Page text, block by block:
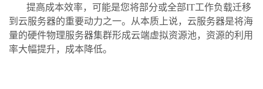
提高成本效率，可能是您将部分或全部IT工作负载迁移
到云服务器的重要动力之一。从本质上说，云服务器是将海
量的硬件物理服务器集群形成云端虚拟资源池，资源的利用
率大幅提升，成本降低。